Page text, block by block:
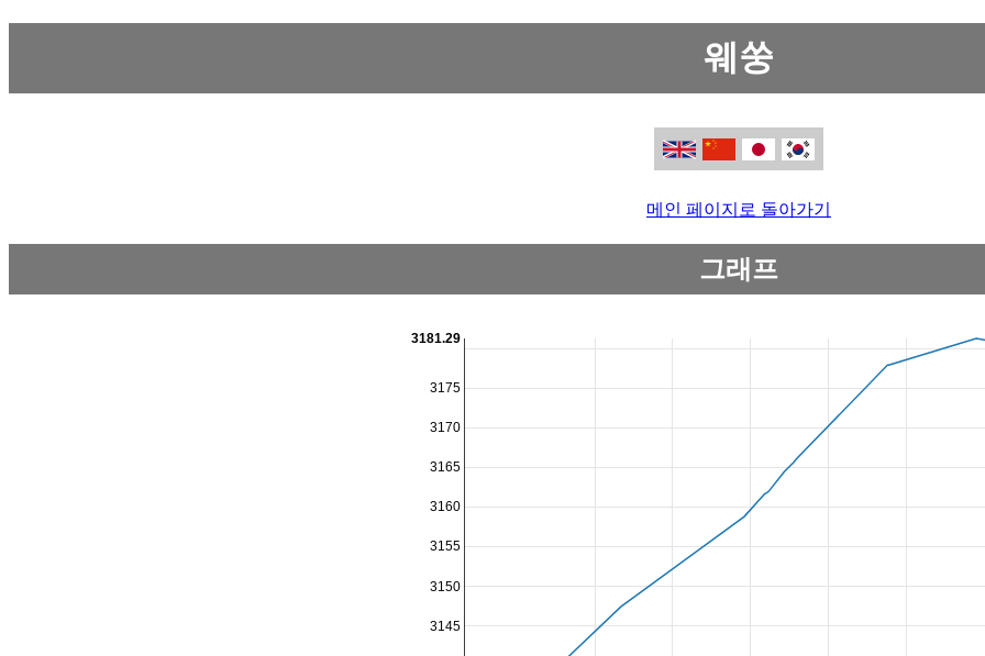
웨쑹
메인 페이지로 돌아가기
그래프
3145
3150
3155
3160
3165
3170
3175
3181.29